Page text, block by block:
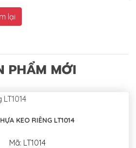
lại
PHẨM MỚI
SÀN NHỰA KEO RIÊNG LT1014
Mã: LT1014